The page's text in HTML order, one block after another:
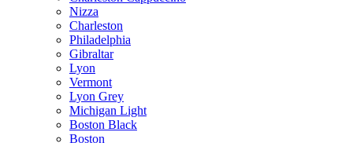
Nizza
Charleston
Philadelphia
Gibraltar
Lyon
Vermont
Lyon Grey
Michigan Light
Boston Black
Boston